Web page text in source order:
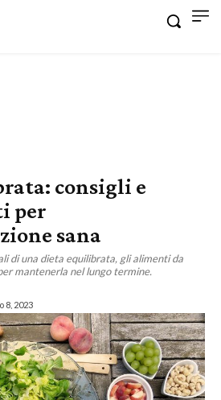
consigli e
per
sana
di una dieta equilibrata, gli alimenti da
mantenerla nel lungo termine.
8, 2023